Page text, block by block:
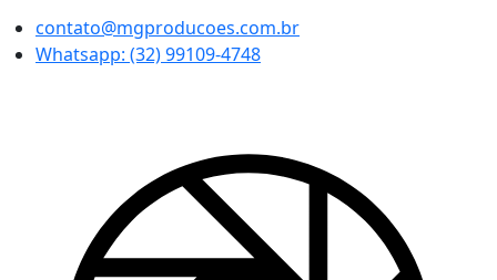
contato@mgproducoes.com.br
Whatsapp: (32) 99109-4748